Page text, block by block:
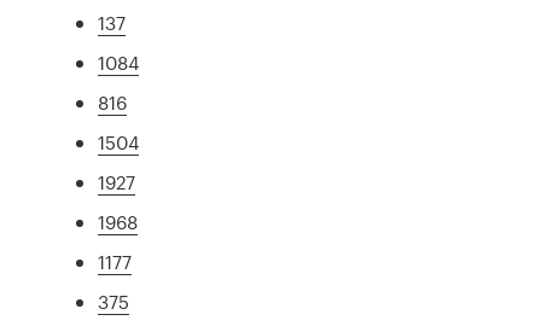
137
1084
816
1504
1927
1968
1177
375